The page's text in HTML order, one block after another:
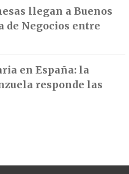
llegan a Buenos
de Negocios entre
en España: la
responde las